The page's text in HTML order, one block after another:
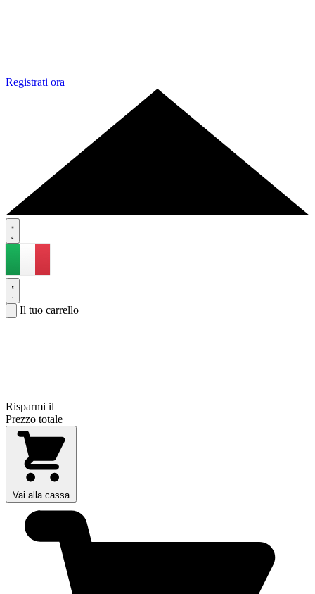
Registrati ora
Il tuo carrello
Risparmi il
Prezzo totale
Vai alla cassa